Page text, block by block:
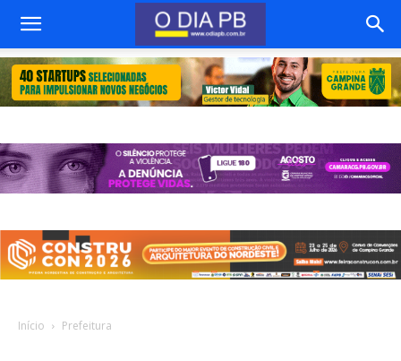
Início Prefeitura